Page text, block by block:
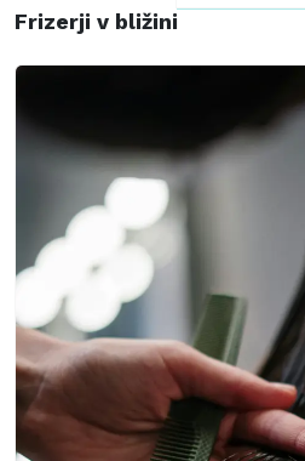
Frizerji v bližini